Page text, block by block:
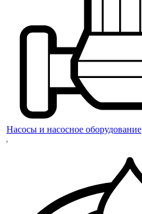
Насосы и насосное оборудование